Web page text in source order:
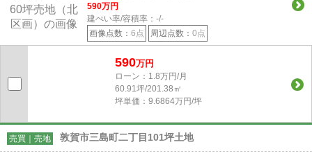
590万円
建ぺい率/容積率： -/-
画像点数： 6点 周辺点数： 0点
590万円
ローン：1.8万円/月
60.91坪/201.38㎡
坪単価：9.6864万円/坪
売買｜売地 敦賀市三島町二丁目101坪土地